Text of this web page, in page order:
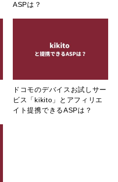
ASPは？
ドコモのデバイスお試しサー
ビス「kikito」とアフィリエ
イト提携できるASPは？